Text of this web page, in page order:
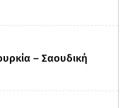
– Σαουδική